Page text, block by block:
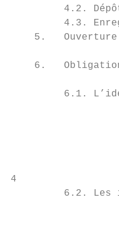
4.2.
4.3.
5.
6.
6.1.
4
6.2. Les